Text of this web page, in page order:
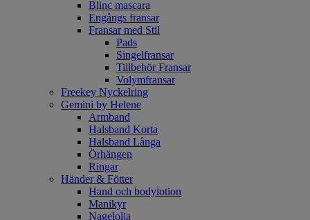
Blinc mascara
Engångs fransar
Fransar med Stil
Pads
Singelfransar
Tillbehör Fransar
Volymfransar
Freekey Nyckelring
Gemini by Helene
Armband
Halsband Korta
Halsband Långa
Örhängen
Ringar
Händer & Fötter
Hand och bodylotion
Manikyr
Nagelolja